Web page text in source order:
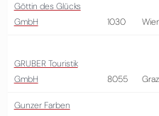
Göttin des Glücks
GmbH
1030
GRUBER Touristik
GmbH
8055 Graz
Gunzer Farben